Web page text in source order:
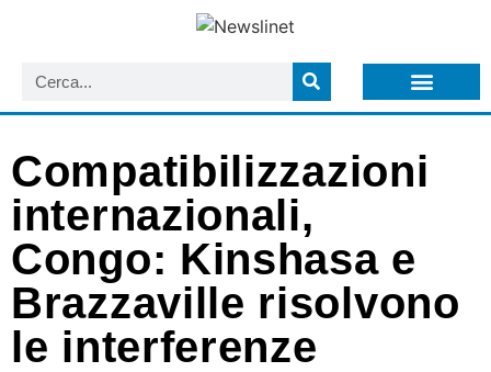
Compatibilizzazioni
internazionali,
Congo: Kinshasa e
Brazzaville risolvono
le interferenze